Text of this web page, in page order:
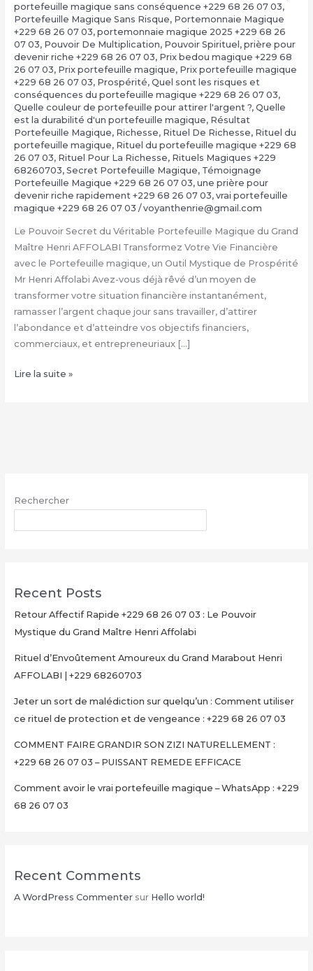
portefeuille magique sans conséquence +229 68 26 07 03,
Portefeuille Magique Sans Risque, Portemonnaie Magique
+229 68 26 07 03, portemonnaie magique 2025 +229 68 26
07 03, Pouvoir De Multiplication, Pouvoir Spirituel, prière pour
devenir riche +229 68 26 07 03, Prix bedou magique +229 68
26 07 03, Prix portefeuille magique, Prix portefeuille magique
+229 68 26 07 03, Prospérité, Quel sont les risques et
conséquences du portefeuille magique +229 68 26 07 03,
Quelle couleur de portefeuille pour attirer l'argent ?, Quelle
est la durabilité d'un portefeuille magique, Résultat
Portefeuille Magique, Richesse, Rituel De Richesse, Rituel du
portefeuille magique, Rituel du portefeuille magique +229 68
26 07 03, Rituel Pour La Richesse, Rituels Magiques +229
68260703, Secret Portefeuille Magique, Témoignage
Portefeuille Magique +229 68 26 07 03, une prière pour
devenir riche rapidement +229 68 26 07 03, vrai portefeuille
magique +229 68 26 07 03 /voyanthenrie@gmail.com
Le Pouvoir Secret du Véritable Portefeuille Magique du Grand
Maître Henri AFFOLABI Transformez Votre Vie Financière
avec le Portefeuille magique, un Outil Mystique de Prospérité
Mr Henri Affolabi Avez-vous déjà rêvé d’un moyen de
transformer votre situation financière instantanément,
ramasser l’argent chaque jour sans travailler, d’attirer
l’abondance et d’atteindre vos objectifs financiers,
commerciaux, et entrepreneuriaux […]
Comment
:
68
Lire la suite »
Rechercher
Recent Posts
Retour Affectif Rapide +229 68 26 07 03 : Le Pouvoir
Mystique du Grand Maître Henri Affolabi
Rituel d’Envoûtement Amoureux du Grand Marabout Henri
AFFOLABI | +229 68260703
Jeter un sort de malédiction sur quelqu’un : Comment utiliser
ce rituel de protection et de vengeance : +229 68 26 07 03
COMMENT FAIRE GRANDIR SON ZIZI NATURELLEMENT :
+229 68 26 07 03 – PUISSANT REMEDE EFFICACE
Comment avoir le vrai portefeuille magique – WhatsApp : +229
68 26 07 03
Recent Comments
A WordPress Commentersur Hello world!